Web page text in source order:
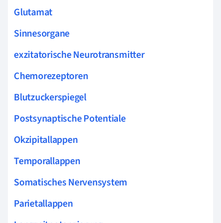
Glutamat
Sinnesorgane
exzitatorische Neurotransmitter
Chemorezeptoren
Blutzuckerspiegel
Postsynaptische Potentiale
Okzipitallappen
Temporallappen
Somatisches Nervensystem
Parietallappen